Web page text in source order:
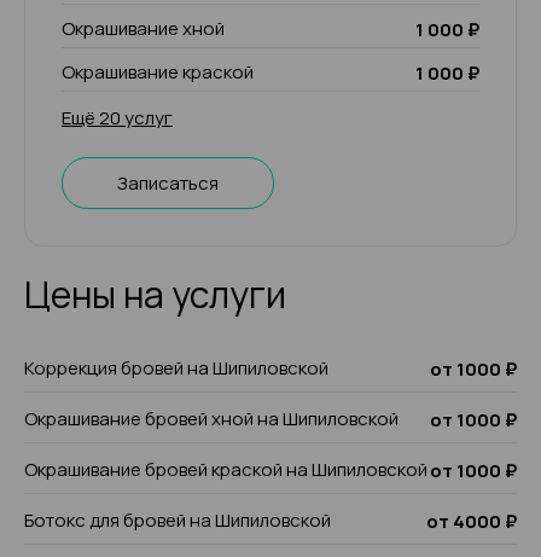
Окрашивание хной
1 000 ₽
Окрашивание краской
1 000 ₽
Ещё 20 услуг
Записаться
Цены на услуги
Коррекция бровей на Шипиловской
от 1000 ₽
Окрашивание бровей хной на Шипиловской
от 1000 ₽
Окрашивание бровей краской на Шипиловскойот 1000 ₽
Ботокс для бровей на Шипиловской
от 4000 ₽